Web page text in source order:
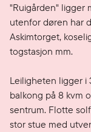
"Ruigården" ligger
utenfor døren har
Askimtorget,
togstasjon mm.
Leiligheten ligger
balkong på 8 kvm
sentrum. Flotte
stor stue med